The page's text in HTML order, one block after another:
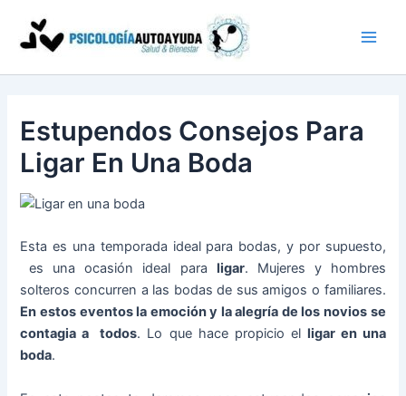
contenido
Estupendos Consejos Para
Ligar En Una Boda
Esta es una temporada ideal para bodas, y por supuesto,
es una ocasión ideal para ligar. Mujeres y hombres
solteros concurren a las bodas de sus amigos o familiares.
En estos eventos la emoción y la alegría de los novios se
contagia a todos. Lo que hace propicio el ligar en una
boda.